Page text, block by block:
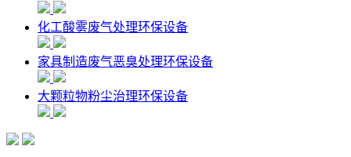
化工酸雾废气处理环保设备
家具制造废气恶臭处理环保设备
大颗粒物粉尘治理环保设备